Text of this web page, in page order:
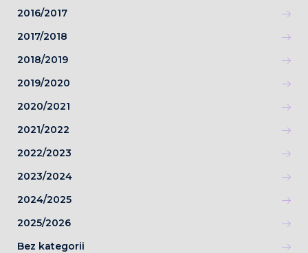
2016/2017
2017/2018
2018/2019
2019/2020
2020/2021
2021/2022
2022/2023
2023/2024
2024/2025
2025/2026
Bez kategorii